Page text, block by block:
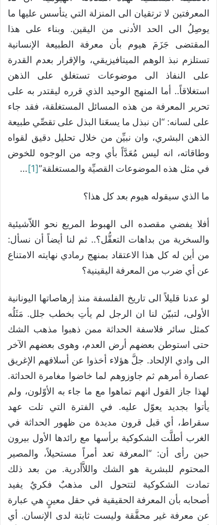
المعرفتين لا ترتقيان الى المنزلة التي يتأسس عليها ما
يوصِلُ الى الحد الأدنى من اليقين. وبناء على هذا
المقتضى جَزَمَ هيوم بأن معرفة الطبيعة الإنسانية
تستلزم نبذ الوهم الميتافيزيقي، والإقرار بعدم القدرة
على النفاذ الى موضوعات تستغلق على الذهن
استغلاقاً.. أما المنهج الوحيد الذي قرره ليقتدر به على
تحرير المعرفة من هذه المسائل المستغلقة، فقد جاء
على لسانه: “ان نبذل ما يسعَنا البذل على تقصِّي طبيعة
الذهن البشري، وان نبيِّن من خلال تحليل دقيق لقواه
وطاقاته، انه ليس مُعَدَّاً بأي وجه من الوجوه للخوض
في مثل هذه الموضوعات القصيِّة والمستغلقة”[1]
…
ما الذي سيقوله هيوم بعد كل هذا؟
أفلا يفضي مقصده الى الهبوط المريع نحو اللاّشيئية
والسخرية من بداهات التعقُّل؟.. ثم لنا أيضاً أن نسأل:
من أين له كل هذا الاعتقاد بمنهج رمادي نهايته الامتناع
عن أي ضرب من المعرفة اليقينية؟
لو عدنا قليلاً الى تاريخ الفلسفة منذ إرهاصاتها اليونانية
الأولى، لتبيّن لنا ان الرجل لم يأتِ بخطب جلل. مَثَلُه
كمثل سائر فلاسفة الحداثة ممن ذهبوا مذهب الشك
حتى استوطن بعضهم أرض العدم، وهوى بعضهم الآخر
الى وادي الإلحاد. جلَّ هؤلاء أخذوا عن أسلافهم الإغريق
عصارة أمرهم ثم جاوزوهم لما خاضوا مغامرة الحداثة.
لهذا جاز القول انهم تماهوا مع ما جاء به الأوّلون، ولم
يأتوا بجديد يعوّل عليه. في الفترة التي تلت عهد
سقراط، أي قبل قرون مديدة من ظهور الحداثة في
الغرب أطلَّت الشكوكية برأسها مع رائدها الأول بيرون
حين رأى أن: “المعرفة تعد أمراً مستحيلاً، والمصير
المحتوم للبشرية هو الشك واللاَّأدرية. من بعد ذلك
تمادت الشكوكية لتتحول الى مذهبٌ فكريٌ يفيد
أصحابه بأن المعرفة الحقيقية في حقل معينٍ هي عبارة
عن معرفة غير محقَّقة وليست ثابتة لدى الإنسان. أي